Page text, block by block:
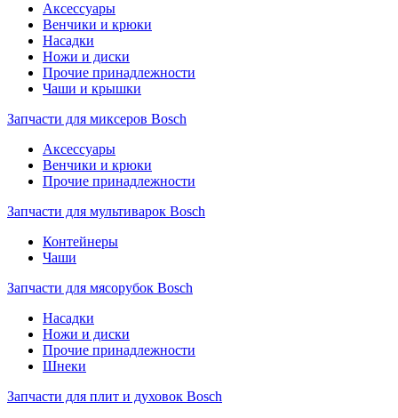
Аксессуары
Венчики и крюки
Насадки
Ножи и диски
Прочие принадлежности
Чаши и крышки
Запчасти для миксеров Bosch
Аксессуары
Венчики и крюки
Прочие принадлежности
Запчасти для мультиварок Bosch
Контейнеры
Чаши
Запчасти для мясорубок Bosch
Насадки
Ножи и диски
Прочие принадлежности
Шнеки
Запчасти для плит и духовок Bosch